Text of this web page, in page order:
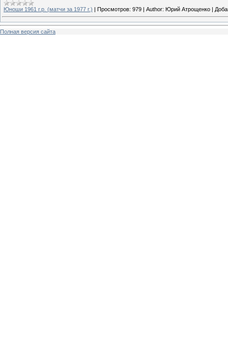
Юноши 1961 г.р. (матчи за 1977 г.) | Просмотров: 979 | Author: Юрий Атрощенко |
Полная версия сайта